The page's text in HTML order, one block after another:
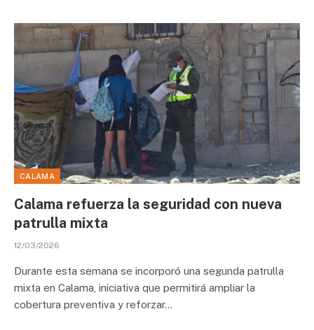
CALAMA
Calama refuerza la seguridad con nueva
patrulla mixta
12/03/2026
Durante esta semana se incorporó una segunda patrulla
mixta en Calama, iniciativa que permitirá ampliar la
cobertura preventiva y reforzar…